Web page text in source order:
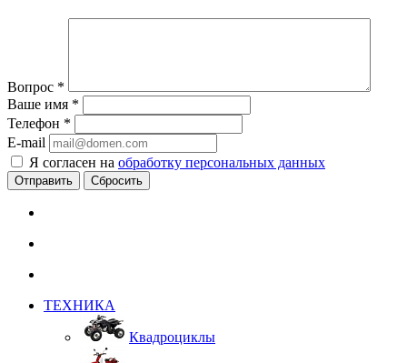
Вопрос *
Ваше имя *
Телефон *
E-mail
Я согласен на обработку персональных данных
Сбросить
ТЕХНИКА
Квадроциклы